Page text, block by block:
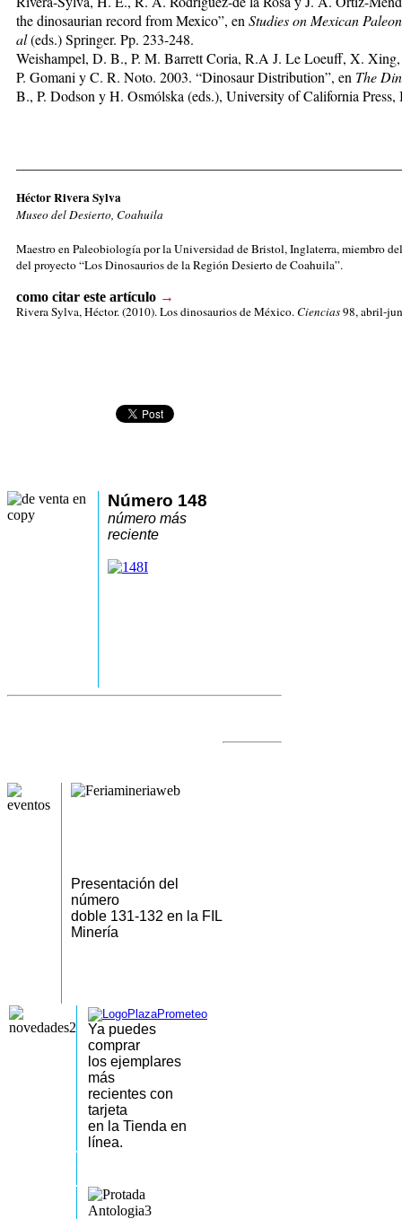
the dinosaurian record from Mexico”, en Studies on Mexican
al(eds.) Springer. Pp. 233-248.
Weishampel, D. B., P. M. Barrett Coria, R.A J. Le Loeuff, X.
P. Gomani y C. R. Noto. 2003. “Dinosaur Distribution”, en The
B., P. Dodson y H. Osmólska (eds.), University of California Press,
Héctor Rivera Sylva
Museo del Desierto, Coahuila
Maestro en Paleobiología por la Universidad de Bristol, Inglaterra, miembro
del proyecto “Los Dinosaurios de la Región Desierto de Coahuila”.
como citar este artículo →
Rivera Sylva, Héctor.(2010). Los dinosaurios de México. Ciencias98, abril-
Número 148
número más
reciente
Presentación del
número
doble 131-132 en la FIL
Minería
Ya puedes
comprar
los ejemplares
más
recientes con
tarjeta
en la Tienda en
línea.